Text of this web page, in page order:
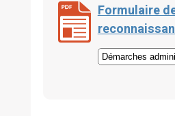
Formulaire
Démarches